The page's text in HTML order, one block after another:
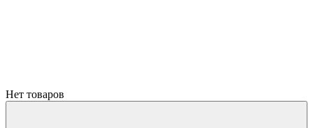
Нет товаров